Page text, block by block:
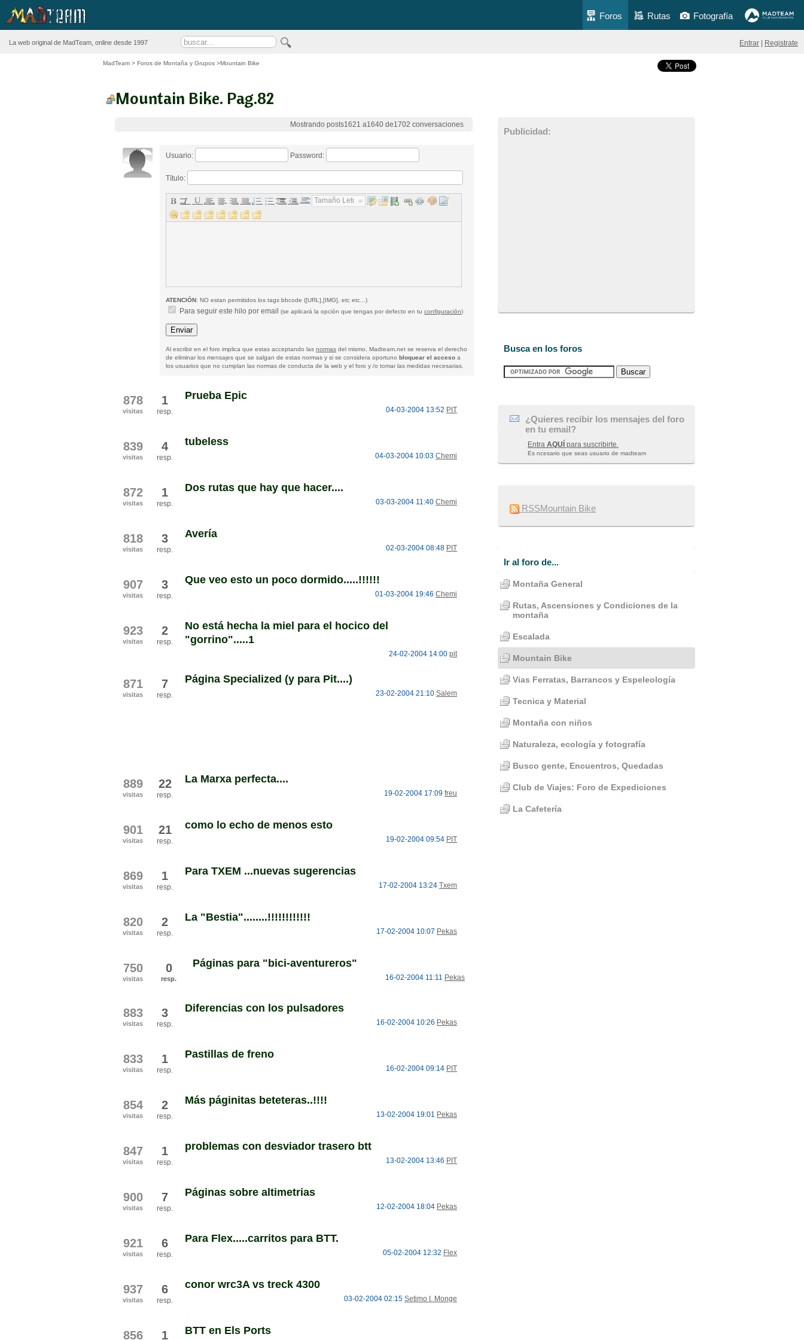
Foros Rutas Fotografía
La web original de MadTeam, online desde 1997 Entrar Registrate
MadTeam > Foros de Montaña y Grupos >Mountain Bike
Mountain Bike. Pag.82
Mostrando posts1621 a1640 de1702 conversaciones
Usuario: Password:
Título:
Tamaño Letra...
ATENCIÓN: NO estan permitidos los tags bbcode ([URL],[IMG], etc etc...)
Para seguir este hilo por email (se aplicará la opción que tengas por defecto en tu configuración)
Al escribir en el foro implica que estas acceptando las normas del mismo, Madteam.net se reserva el derecho
de eliminar los mensajes que se salgan de estas normas y si se considera oportuno bloquear el acceso a
los usuarios que no cumplan las normas de conducta de la web y el foro y /o tomar las medidas necesarias.
878
visitas
1
resp.
Prueba Epic
04-03-2004 13:52 PIT
839
visitas
4
resp.
tubeless
04-03-2004 10:03 Chemi
872
visitas
1
resp.
Dos rutas que hay que hacer....
03-03-2004 11:40 Chemi
818
visitas
3
resp.
Avería
02-03-2004 08:48 PIT
907
visitas
3
resp.
Que veo esto un poco dormido.....!!!!!!
01-03-2004 19:46 Chemi
923
visitas
2
resp.
No está hecha la miel para el hocico del
"gorrino".....1
24-02-2004 14:00 pit
871
visitas
7
resp.
Página Specialized (y para Pit....)
23-02-2004 21:10 Salem
889
visitas
22
resp.
La Marxa perfecta....
19-02-2004 17:09 freu
901
visitas
21
resp.
como lo echo de menos esto
19-02-2004 09:54 PIT
869
visitas
1
resp.
Para TXEM ...nuevas sugerencias
17-02-2004 13:24 Txem
820
visitas
2
resp.
La "Bestia"........!!!!!!!!!!!!
17-02-2004 10:07 Pekas
750
visitas
0
resp.
Páginas para "bici-aventureros"
16-02-2004 11:11 Pekas
883
visitas
3
resp.
Diferencias con los pulsadores
16-02-2004 10:26 Pekas
833
visitas
1
resp.
Pastillas de freno
16-02-2004 09:14 PIT
854
visitas
2
resp.
Más páginitas beteteras..!!!!
13-02-2004 19:01 Pekas
847
visitas
1
resp.
problemas con desviador trasero btt
13-02-2004 13:46 PIT
900
visitas
7
resp.
Páginas sobre altimetrias
12-02-2004 18:04 Pekas
921
visitas
6
resp.
Para Flex.....carritos para BTT.
05-02-2004 12:32 Flex
937
visitas
6
resp.
conor wrc3A vs treck 4300
03-02-2004 02:15 Setimo I. Monge
856 1 BTT en Els Ports
Publicidad:
Busca en los foros
¿Quieres recibir los mensajes del foro
en tu email?
Entra AQUÍ para suscribirte.
Es ncesario que seas usuario de madteam
RSSMountain Bike
Ir al foro de...
Montaña General
Rutas, Ascensiones y Condiciones de la
montaña
Escalada
Mountain Bike
Vias Ferratas, Barrancos y Espeleología
Tecnica y Material
Montaña con niños
Naturaleza, ecología y fotografía
Busco gente, Encuentros, Quedadas
Club de Viajes: Foro de Expediciones
La Cafetería